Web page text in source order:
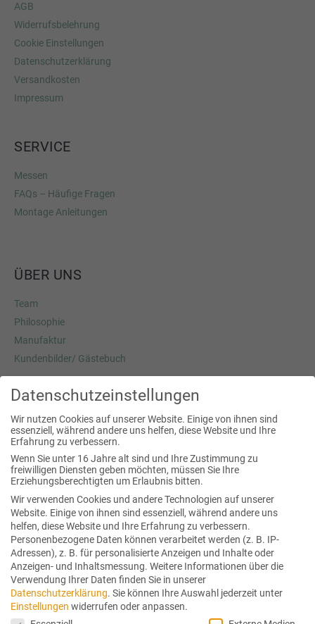
AGB
Widerrufsbelehrung
Cookie Einstellungen
Datenschutzerklärung
Versandkosten
Impressum
SERVICE
Messen
FAQs – Häufige Fragen
Montage Anleitungen
ÜBER UNS
Team
Philosophie
Manufaktur
Kundenbilder/ Gästebuch
Heimstraße 3a
5020 Salzburg
fon:+43 (0) 664 42 60 009
SHOWROOM
Wir beraten Sie auch gerne in unserem Showroom in Salzburg.
Bitte sprechen Sie einen Termin mit uns ab.
Datenschutzeinstellungen
Wir nutzen Cookies auf unserer Website. Einige von ihnen sind
essenziell, während andere uns helfen, diese Website und Ihre
Erfahrung zu verbessern.
Wenn Sie unter 16 Jahre alt sind und Ihre Zustimmung zu
freiwilligen Diensten geben möchten, müssen Sie Ihre
Erziehungsberechtigten um Erlaubnis bitten.
Wir verwenden Cookies und andere Technologien auf unserer
Website. Einige von ihnen sind essenziell, während andere uns
helfen, diese Website und Ihre Erfahrung zu verbessern.
Personenbezogene Daten können verarbeitet werden (z. B. IP-
Adressen), z. B. für personalisierte Anzeigen und Inhalte oder
Anzeigen- und Inhaltsmessung. Weitere Informationen über die
Verwendung Ihrer Daten finden Sie in unserer
Datenschutzerklärung. Sie können Ihre Auswahl jederzeit unter
Einstellungen widerrufen oder anpassen.
Datenschutzeinstellungen